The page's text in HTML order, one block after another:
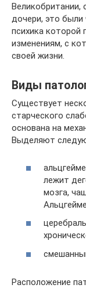
Великобритании,
дочери, это
психика которой
изменениям, с
своей жизни.
Виды
Существует
старческого
основана на
Выделяют
лежит
мозга,
Расположение